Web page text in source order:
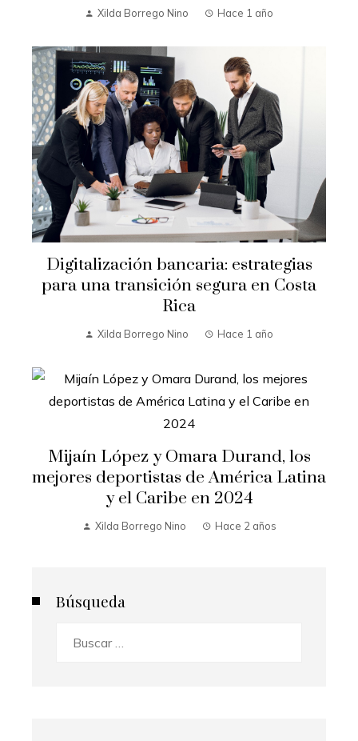
Xilda Borrego Nino Hace 1 año
Digitalización bancaria: estrategias
para una transición segura en Costa
Rica
Xilda Borrego Nino Hace 1 año
Mijaín López y Omara Durand, los
mejores deportistas de América Latina
y el Caribe en 2024
Xilda Borrego Nino Hace 2 años
Búsqueda